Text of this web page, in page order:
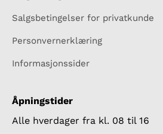
Salgsbetingelser for privatkunde
Personvernerklæring
Informasjonssider
Åpningstider
Alle hverdager fra kl. 08 til 16